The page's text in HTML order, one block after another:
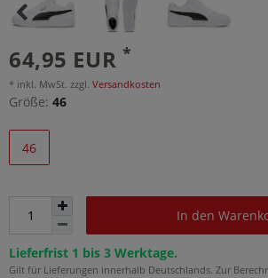
64,95 EUR *
* inkl. MwSt. zzgl. Versandkosten
Größe: 46
46
In den
Lieferfrist 1 bis 3 Werktage.
Gilt für Lieferungen innerhalb Deutschlands. Zur